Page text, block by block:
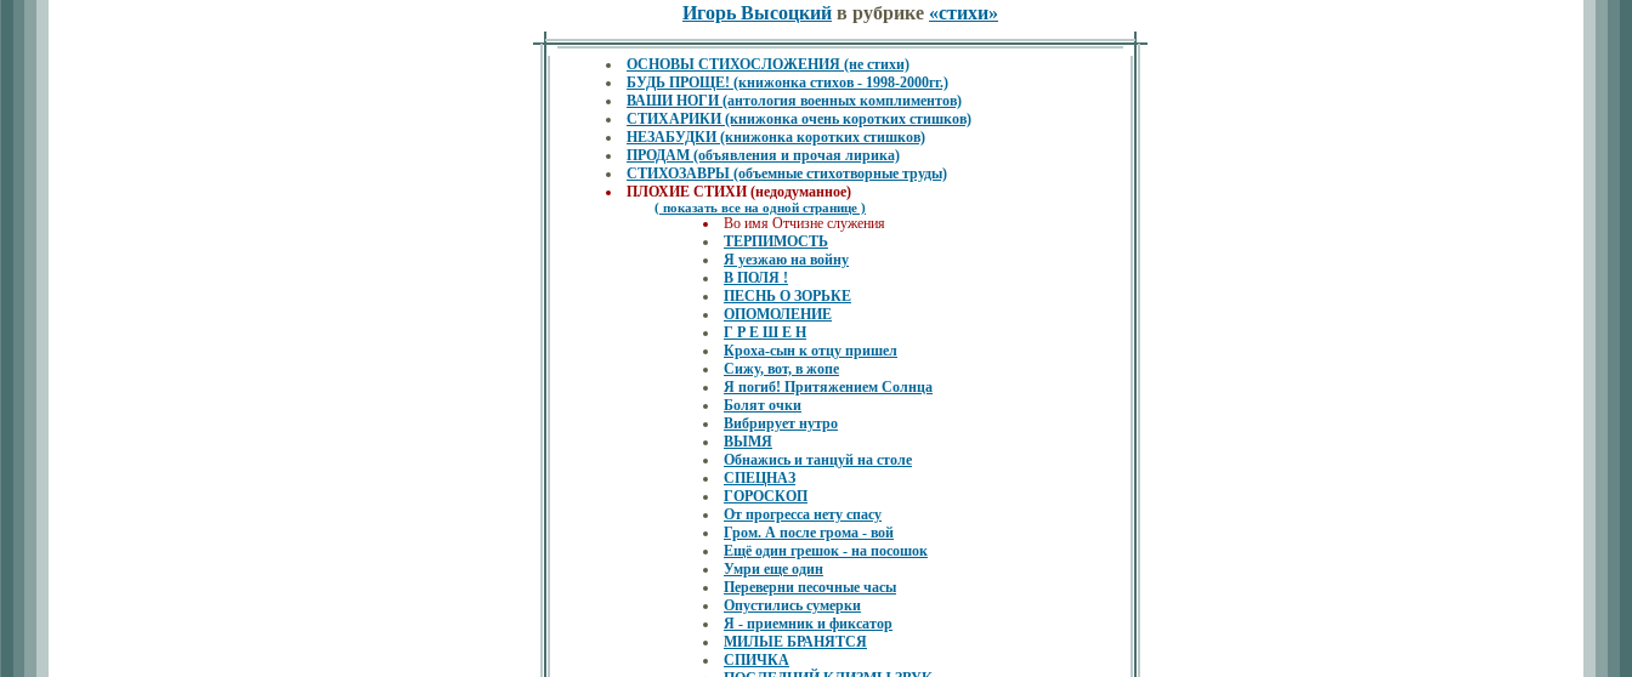
Игорь Высоцкий в рубрике «стихи»
ОСНОВЫ СТИХОСЛОЖЕНИЯ (не стихи)
БУДЬ ПРОЩЕ! (книжонка стихов - 1998-2000гг.)
ВАШИ НОГИ (антология военных комплиментов)
СТИХАРИКИ (книжонка очень коротких стишков)
НЕЗАБУДКИ (книжонка коротких стишков)
ПРОДАМ (объявления и прочая лирика)
СТИХОЗАВРЫ (объемные стихотворные труды)
ПЛОХИЕ СТИХИ (недодуманное)
( показать все на одной странице )
Во имя Отчизне служения
ТЕРПИМОСТЬ
Я уезжаю на войну
В ПОЛЯ !
ПЕСНЬ О ЗОРЬКЕ
ОПОМОЛЕНИЕ
Г Р Е Ш Е Н
Кроха-сын к отцу пришел
Сижу, вот, в жопе
Я погиб! Притяжением Солнца
Болят очки
Вибрирует нутро
ВЫМЯ
Обнажись и танцуй на столе
СПЕЦНАЗ
ГОРОСКОП
От прогресса нету спасу
Гром. А после грома - вой
Ещё один грешок - на посошок
Умри еще один
Переверни песочные часы
Опустились сумерки
Я - приемник и фиксатор
МИЛЫЕ БРАНЯТСЯ
СПИЧКА